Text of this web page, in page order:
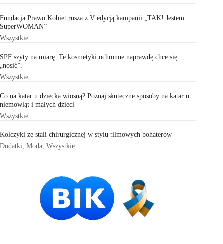
Fundacja Prawo Kobiet rusza z V edycją kampanii „TAK! Jestem
SuperWOMAN”
Wszystkie
SPF szyty na miarę. Te kosmetyki ochronne naprawdę chce się
„nosić”.
Wszystkie
Co na katar u dziecka wiosną? Poznaj skuteczne sposoby na katar u
niemowląt i małych dzieci
Wszystkie
Kolczyki ze stali chirurgicznej w stylu filmowych bohaterów
Dodatki Moda Wszystkie